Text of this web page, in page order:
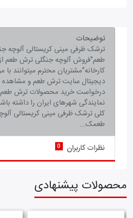
توضیحات
ترشک ظرفی مینی کریستالی آلوچه
طعم"فروش آلوچه جنگلی ترش طعم
کارخانه"مشتریان محترم میتوانند با
دیجیتال سایت ترش طعم و مشاهده
درخواست خرید محصولات ترش طعم
نمایندگی شهرهای ایران را داشته
کلی ترشک ظرفی مینی کریستالی
طعمک...
نظرات کاربران
0
محصولات پیشنهادی